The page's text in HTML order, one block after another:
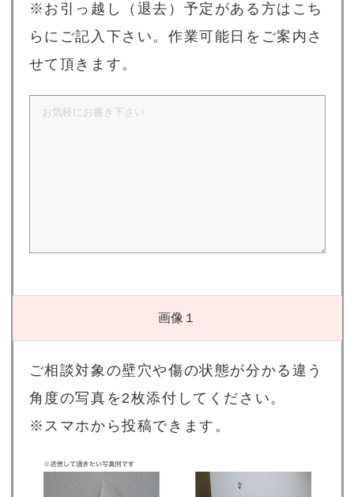
※お引っ越し（退去）予定がある方はこち
らにご記入下さい。作業可能日をご案内さ
せて頂きます。
画像１
ご相談対象の壁穴や傷の状態が分かる違う
角度の写真を2枚添付してください。
※スマホから投稿できます。